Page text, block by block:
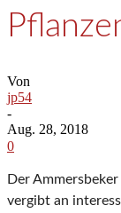
Von
jp54
-
Aug. 28, 2018
0
Der
vergibt an